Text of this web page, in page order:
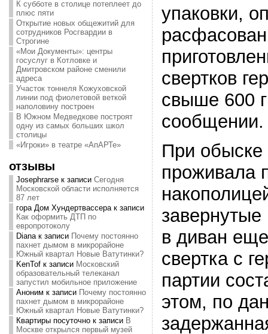
К субботе в столице потеплеет до
плюс пяти
Открытие новых общежитий для
сотрудников Росгвардии в
Строгине
«Мои Документы»: центры
госуслуг в Котловке и
Дмитровском районе сменили
адреса
Участок тоннеля Кожуховской
линии под фиолетовой веткой
наполовину построен
В Южном Медведкове построят
одну из самых больших школ
столицы
«Игроки» в театре «АпАРТе»
отзывы
Josephrarseк записи Сегодня
Московской области исполняется
87 лет
гора Дом Хундертвассерак записи
Как оформить ДТП по
европротоколу
Dianaк записи Почему постоянно
пахнет дымом в микрорайоне
Южный квартал Новые Ватутинки?
KenTofк записи Московский
образовательный телеканал
запустил мобильное приложение
Аноним к записи Почему постоянно
пахнет дымом в микрорайоне
Южный квартал Новые Ватутинки?
Квартиры посуточнок записи В
Москве открылся первый музей
упаковки,
свертков
свыше 600
сообщении.
При обыске
проживала
в диван
свертка с
партии
этом, по